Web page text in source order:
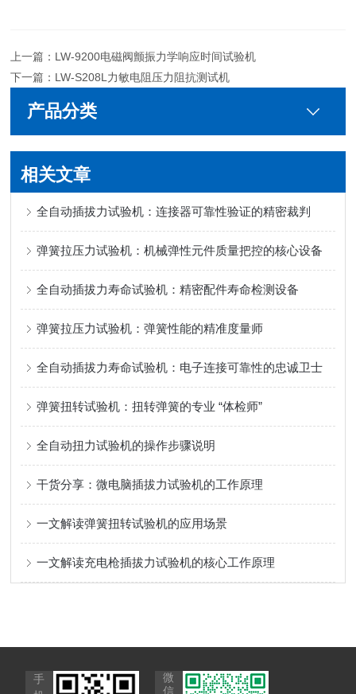
上一篇： LW-9200电磁阀颤振力学响应时间试验机
下一篇： LW-S208L力敏电阻压力阻抗测试机
产品分类
相关文章
全自动插拔力试验机：连接器可靠性验证的精密裁判
弹簧拉压力试验机：机械弹性元件质量把控的核心设备
全自动插拔力寿命试验机：精密配件寿命检测设备
弹簧拉压力试验机：弹簧性能的精准度量师
全自动插拔力寿命试验机：电子连接可靠性的忠诚卫士
弹簧扭转试验机：扭转弹簧的专业 “体检师”
全自动扭力试验机的操作步骤说明
干货分享：微电脑插拔力试验机的工作原理
一文解读弹簧扭转试验机的应用场景
一文解读充电枪插拔力试验机的核心工作原理
手
微
信